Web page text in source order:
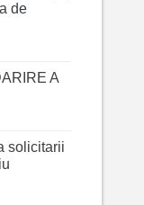
de
A
solicitarii